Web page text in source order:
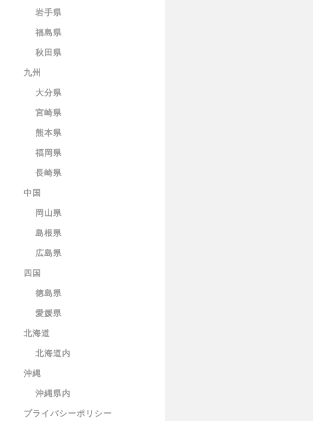
岩手県
福島県
秋田県
九州
大分県
宮崎県
熊本県
福岡県
長崎県
中国
岡山県
島根県
広島県
四国
徳島県
愛媛県
北海道
北海道内
沖縄
沖縄県内
プライバシーポリシー